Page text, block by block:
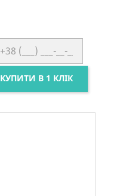
КУПИТИ В 1 КЛІК